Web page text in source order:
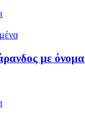
με